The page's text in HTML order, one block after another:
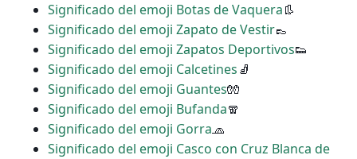
Significado del emoji Botas de Vaquera👢
Significado del emoji Zapato de Vestir👞
Significado del emoji Zapatos Deportivos👟
Significado del emoji Calcetines🧦
Significado del emoji Guantes🧤
Significado del emoji Bufanda🧣
Significado del emoji Gorra🧢
Significado del emoji Casco con Cruz Blanca de